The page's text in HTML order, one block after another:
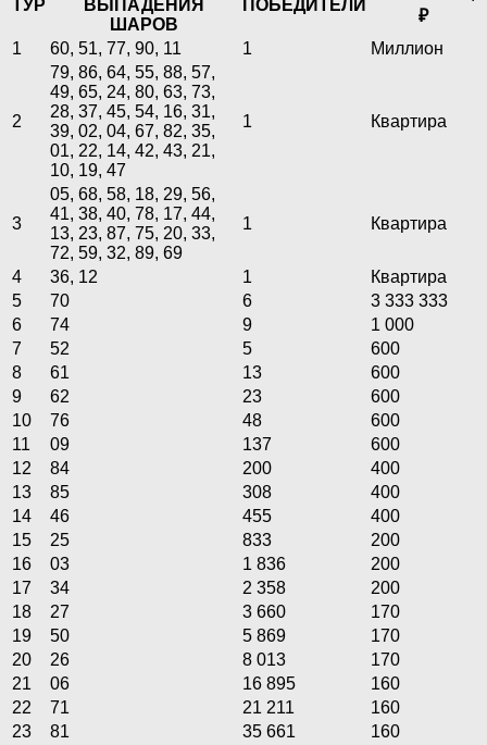
ТУР
ВЫПАДЕНИЯ
ШАРОВ
ПОБЕДИТЕЛИ
₽
1
60, 51, 77, 90, 11 1 Миллион
2
79, 86, 64, 55, 88, 57,
49, 65, 24, 80, 63, 73,
28, 37, 45, 54, 16, 31,
39, 02, 04, 67, 82, 35,
01, 22, 14, 42, 43, 21,
10, 19, 47
1 Квартира
3
05, 68, 58, 18, 29, 56,
41, 38, 40, 78, 17, 44,
13, 23, 87, 75, 20, 33,
72, 59, 32, 89, 69
1 Квартира
4 36, 12 1
Квартира
5
70 6
3 333 333
6
74 9
1 000
7
52 5
600
8
61 13
600
9
62 23
600
10
76 48
600
11
09 137
600
12
84 200
400
13
85 308
400
14
46 455
400
15
25 833
200
16
03 1 836
200
17
34 2 358
200
18
27 3 660
170
19
50 5 869
170
20
26 8 013
170
21
06 16 895
160
22
71 21 211
160
23
81 35 661
160